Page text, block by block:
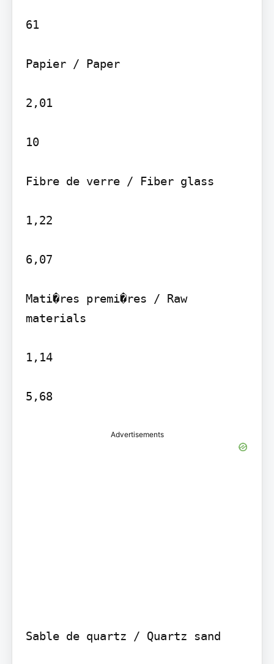
61
Papier / Paper
2,01
10
Fibre de verre / Fiber glass
1,22
6,07
Mati�res premi�res / Raw
materials
1,14
5,68
Advertisements
Sable de quartz / Quartz sand